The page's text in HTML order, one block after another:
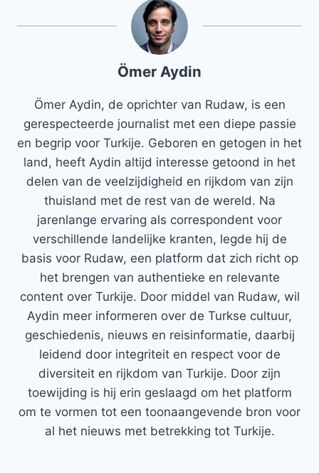
Ömer Aydin
Ömer Aydin, de oprichter van Rudaw, is een
gerespecteerde journalist met een diepe passie
en begrip voor Turkije. Geboren en getogen in het
land, heeft Aydin altijd interesse getoond in het
delen van de veelzijdigheid en rijkdom van zijn
thuisland met de rest van de wereld. Na
jarenlange ervaring als correspondent voor
verschillende landelijke kranten, legde hij de
basis voor Rudaw, een platform dat zich richt op
het brengen van authentieke en relevante
content over Turkije. Door middel van Rudaw, wil
Aydin meer informeren over de Turkse cultuur,
geschiedenis, nieuws en reisinformatie, daarbij
leidend door integriteit en respect voor de
diversiteit en rijkdom van Turkije. Door zijn
toewijding is hij erin geslaagd om het platform
om te vormen tot een toonaangevende bron voor
al het nieuws met betrekking tot Turkije.